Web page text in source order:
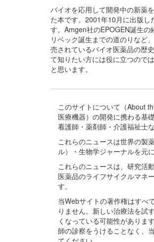
バイオを応用して開発中の新薬
た本です。2001年10月に出版し
す。Amgen社のEPOGEN誕生の
リベック誕生までの道のりなど
売されているバイオ医薬品の歴
て知りたい方には役に立つので
と思います。
このサイトについて（About
医療機器）の開発に携わる基
看護師・薬剤師・介護福祉士
これらのニュースは世界の製
ル）・生物学ジャーナルを元
これらのニュースは、研究活
医薬品のライフサイクルマネ
す。
当Webサイトの著作権はすべ
りません。新しい治療法を試
くなっている可能性がありま
師の診察をうけることなく、